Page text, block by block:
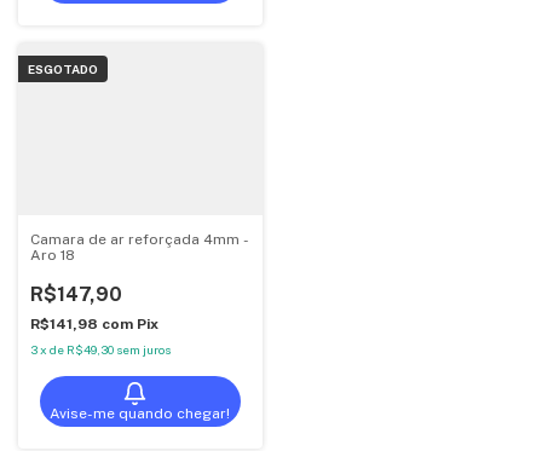
ESGOTADO
Camara de ar reforçada 4mm -
Aro 18
R$147,90
R$141,98 com Pix
3x de R$49,30 sem juros
Avise-me quando chegar!